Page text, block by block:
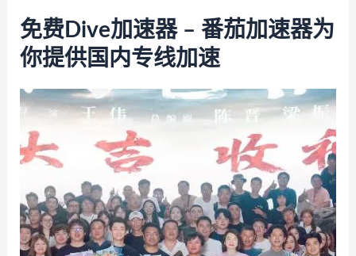
免费Dive加速器 – 番茄加速器为
你提供国内专线加速